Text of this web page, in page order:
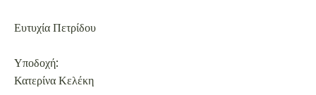
Ευτυχία Πετρίδου
Υποδοχή:
Κατερίνα Κελέκη